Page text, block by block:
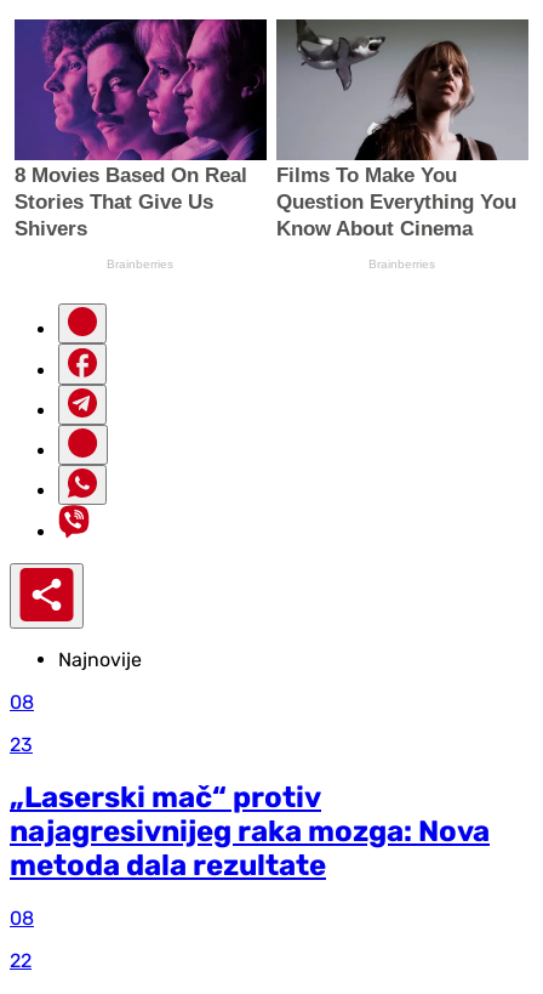
Najnovije
08
23
„Laserski mač“ protiv
najagresivnijeg raka mozga: Nova
metoda dala rezultate
08
22